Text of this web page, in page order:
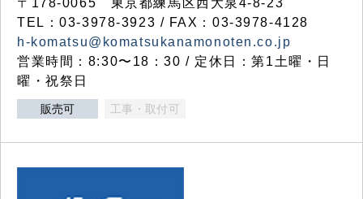
〒178-0065 東京都練馬区西大泉4-8-23
TEL：03-3978-3923 / FAX：03-3978-4128
h-komatsu@komatsukanamonoten.co.jp
営業時間：8:30〜18：30 / 定休日：第1土曜・日
曜・祝祭日
販売可 工事・取付可